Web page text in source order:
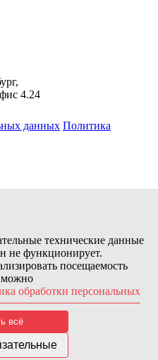
4.24
данных Политика
защищены
с поставками из-за
технические данные
не функционирует.
посещаемость
можно
обработки персональных
всё